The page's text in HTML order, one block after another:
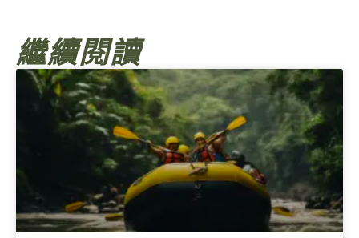
繼續閱讀